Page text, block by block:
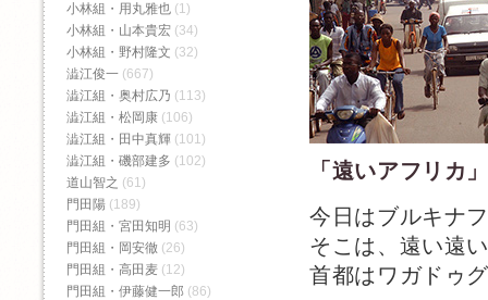
「遠いアフリカ
今日はブルキナ
そこは、遠い遠
首都はワガドゥ
小林組・用丸雅也 (1)
小林組・山本貴宏 (34)
小林組・野村隆文 (32)
澁江俊一 (667)
澁江組・奥村広乃 (113)
澁江組・松岡康 (106)
澁江組・田中真輝 (101)
澁江組・磯部建多 (102)
道山智之 (61)
門田陽 (189)
門田組・宮田知明 (63)
門田組・岡安徹 (26)
門田組・高田麦 (12)
門田組・伊藤健一郎 (86)